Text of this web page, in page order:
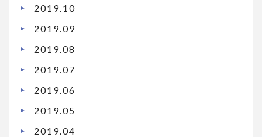
2019.10
2019.09
2019.08
2019.07
2019.06
2019.05
2019.04